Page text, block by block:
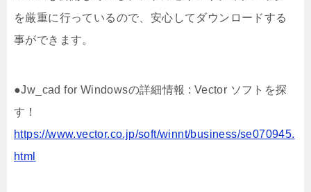
を厳重に行っているので、安心してダウンロードする
事ができます。
●Jw_cad for Windowsの詳細情報 : Vector ソフトを探
す！
https://www.vector.co.jp/soft/winnt/business/se070945.
html